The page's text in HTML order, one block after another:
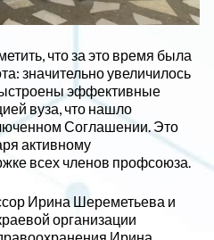
что за это время была
значительно увеличилось
эффективные
вуза, что нашло
Соглашении. Это
активному
всех членов профсоюза.
Ирина Шереметьева и
организации